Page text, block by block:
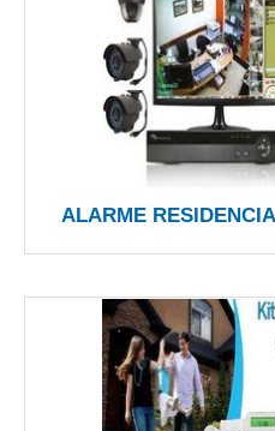
ALARME